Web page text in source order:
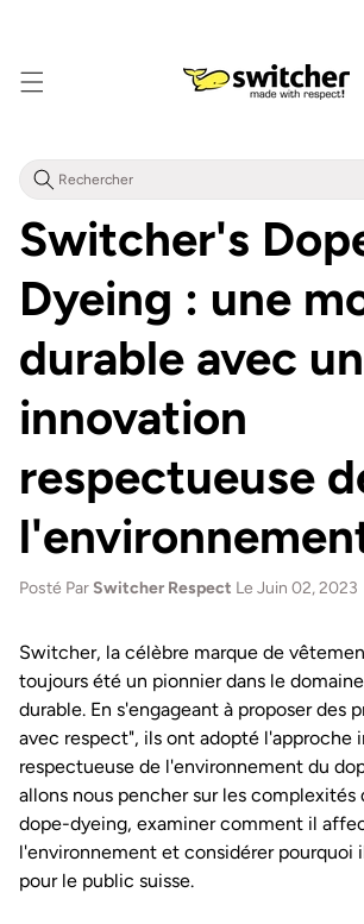
Switcher's
Dyeing : une
durable avec
innovation
respectueuse
Posté Par Switcher Respect Le Juin 02, 2023
Switcher, la célèbre marque de
toujours été un pionnier dans le
durable. En s'engageant à proposer des
avec respect", ils ont adopté l'approche
respectueuse de l'environnement du
allons nous pencher sur les complexités
dope-dyeing, examiner comment il
l'environnement et considérer pourquoi
pour le public suisse.